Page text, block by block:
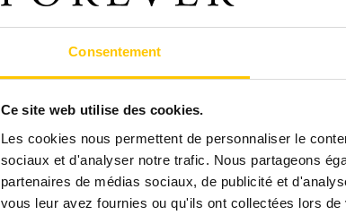
Consentement
Ce site web utilise des cookies.
Les cookies nous permettent de personnaliser le
sociaux et d'analyser notre trafic. Nous partageons
partenaires de médias sociaux, de publicité et
vous leur avez fournies ou qu'ils ont collectées lors